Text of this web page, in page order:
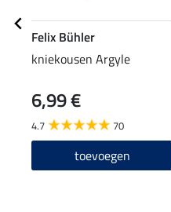
Felix Bühler
kniekousen Argyle
6,99 €
4.7 70
toevoegen